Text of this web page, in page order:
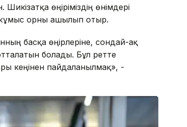
өңіріміздің өнімдері
жұмыс орны ашылып отыр.
басқа өңірлеріне, сондай-ақ
болады. Бұл ретте
кеңінен пайдаланылмақ», -